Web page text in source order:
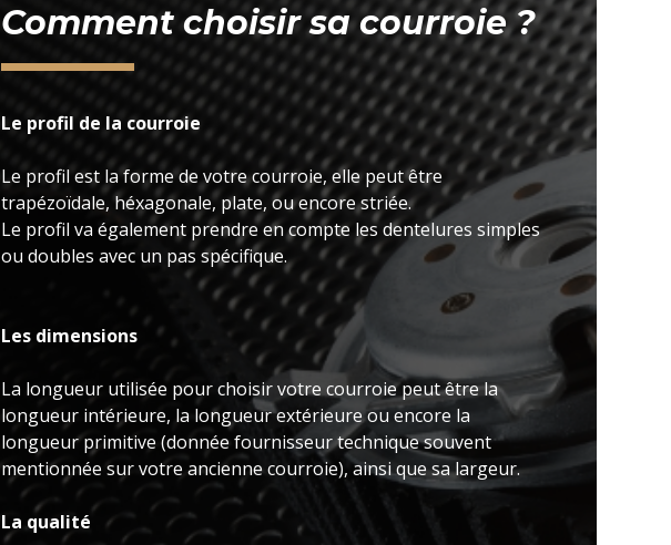
Comment choisir sa courroie ?
Le profil de la courroie
Le profil est la forme de votre courroie, elle peut être
trapézoïdale, héxagonale, plate, ou encore striée.
Le profil va également prendre en compte les dentelures simples
ou doubles avec un pas spécifique.
Les dimensions
La longueur utilisée pour choisir votre courroie peut être la
longueur intérieure, la longueur extérieure ou encore la
longueur primitive (donnée fournisseur technique souvent
mentionnée sur votre ancienne courroie), ainsi que sa largeur.
La qualité